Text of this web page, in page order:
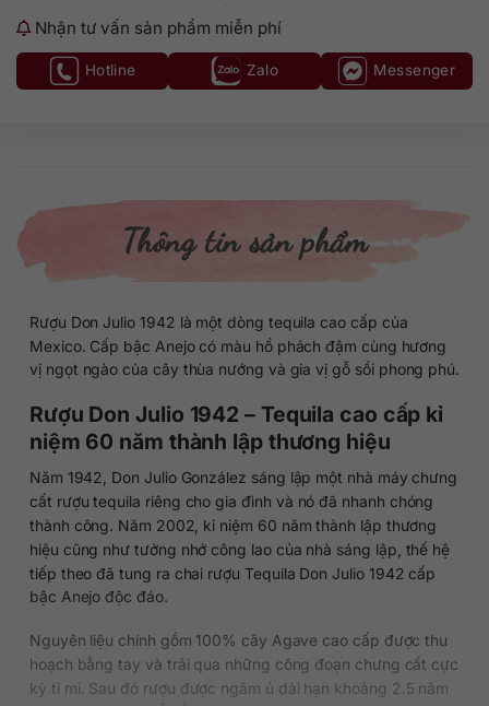
Nhận tư vấn sản phẩm miễn phí
Hotline Zalo Messenger
Thông tin sản phẩm
Rượu Don Julio 1942 là một dòng tequila cao cấp của
Mexico. Cấp bậc Anejo có màu hổ phách đậm cùng hương
vị ngọt ngào của cây thùa nướng và gia vị gỗ sồi phong phú.
Rượu Don Julio 1942 – Tequila cao cấp kỉ
niệm 60 năm thành lập thương hiệu
Năm 1942, Don Julio González sáng lập một nhà máy chưng
cất rượu tequila riêng cho gia đình và nó đã nhanh chóng
thành công. Năm 2002, kỉ niệm 60 năm thành lập thương
hiệu cũng như tưởng nhớ công lao của nhà sáng lập, thế hệ
tiếp theo đã tung ra chai rượu Tequila Don Julio 1942 cấp
bậc Anejo độc đáo.
Nguyên liệu chính gồm 100% cây Agave cao cấp được thu
hoạch bằng tay và trải qua những công đoạn chưng cất cực
kỳ tỉ mỉ. Sau đó rượu được ngâm ủ dài hạn khoảng 2.5 năm